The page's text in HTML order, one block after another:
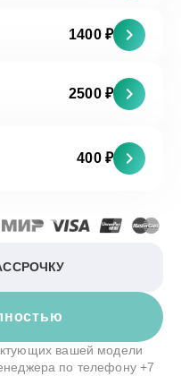
1400 ₽
2500 ₽
400 ₽
вашей модели
по телефону+7